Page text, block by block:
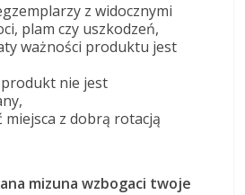
z widocznymi
plam czy uszkodzeń,
ważności produktu jest
nie jest
z dobrą rotacją
mizuna wzbogaci twoje